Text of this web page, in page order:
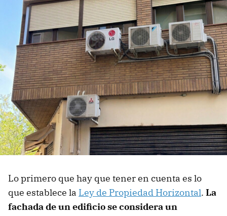
Lo primero que hay que tener en cuenta es lo
que establece la Ley de Propiedad Horizontal. La
fachada de un edificio se considera un